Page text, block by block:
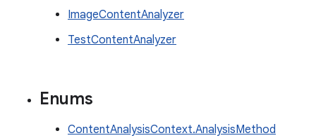
ImageContentAnalyzer
TestContentAnalyzer
Enums
ContentAnalysisContext.AnalysisMethod